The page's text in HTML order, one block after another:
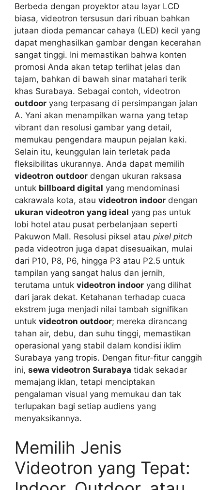
Berbeda dengan proyektor atau layar LCD
biasa, videotron tersusun dari ribuan bahkan
jutaan dioda pemancar cahaya (LED) kecil yang
dapat menghasilkan gambar dengan kecerahan
sangat tinggi. Ini memastikan bahwa konten
promosi Anda akan tetap terlihat jelas dan
tajam, bahkan di bawah sinar matahari terik
khas Surabaya. Sebagai contoh, videotron
outdoor yang terpasang di persimpangan jalan
A. Yani akan menampilkan warna yang tetap
vibrant dan resolusi gambar yang detail,
memukau pengendara maupun pejalan kaki.
Selain itu, keunggulan lain terletak pada
fleksibilitas ukurannya. Anda dapat memilih
videotron outdoor dengan ukuran raksasa
untuk billboard digital yang mendominasi
cakrawala kota, atau videotron indoor dengan
ukuran videotron yang ideal yang pas untuk
lobi hotel atau pusat perbelanjaan seperti
Pakuwon Mall. Resolusi piksel atau pixel pitch
pada videotron juga dapat disesuaikan, mulai
dari P10, P8, P6, hingga P3 atau P2.5 untuk
tampilan yang sangat halus dan jernih,
terutama untuk videotron indoor yang dilihat
dari jarak dekat. Ketahanan terhadap cuaca
ekstrem juga menjadi nilai tambah signifikan
untuk videotron outdoor; mereka dirancang
tahan air, debu, dan suhu tinggi, memastikan
operasional yang stabil dalam kondisi iklim
Surabaya yang tropis. Dengan fitur-fitur canggih
ini, sewa videotron Surabaya tidak sekadar
memajang iklan, tetapi menciptakan
pengalaman visual yang memukau dan tak
terlupakan bagi setiap audiens yang
menyaksikannya.
Memilih Jenis
Videotron yang Tepat: